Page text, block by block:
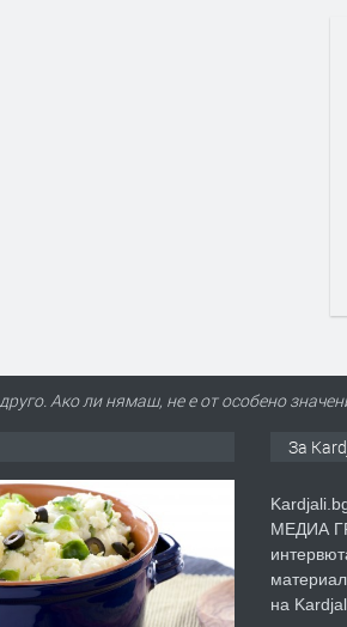
Ако ли нямаш, не е от особено
За
МЕДИА
на